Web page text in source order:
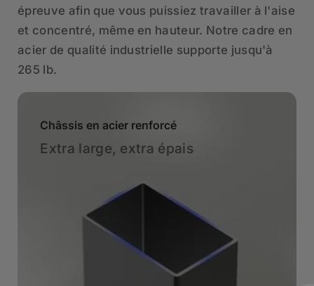
épreuve afin que vous puissiez travailler à l'aise
et concentré, même en hauteur. Notre cadre en
acier de qualité industrielle supporte jusqu'à
265 lb.
Châssis en acier renforcé
Extra large, extra épais